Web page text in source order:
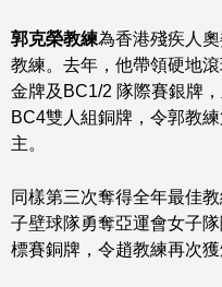
郭克榮教練為香港殘疾人
教練。去年，他帶領硬地
金牌及BC1/2 隊際賽銀牌
BC4雙人組銅牌，令郭教
主。
同樣第三次奪得全年最佳
子壁球隊勇奪亞運會女子
標賽銅牌，令趙教練再次